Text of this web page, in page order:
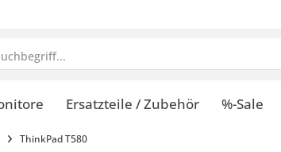
Ersatzteile / Zubehör %-Sale
ThinkPad T580